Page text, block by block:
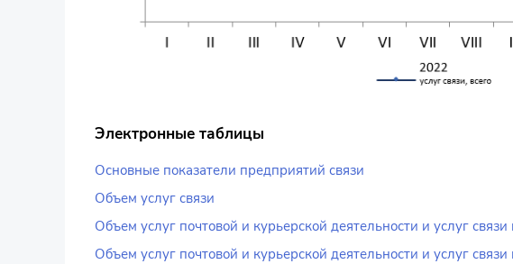
Электронные таблицы
Основные показатели предприятий связи
Объем услуг связи
Объем услуг почтовой и курьерской деятельности и услуг
Объем услуг почтовой и курьерской деятельности и услуг